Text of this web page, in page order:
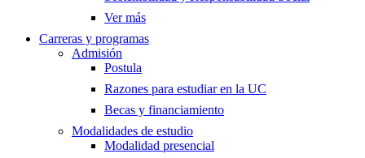
Ver más
Carreras y programas
Admisión
Postula
Razones para estudiar en la UC
Becas y financiamiento
Modalidades de estudio
Modalidad presencial